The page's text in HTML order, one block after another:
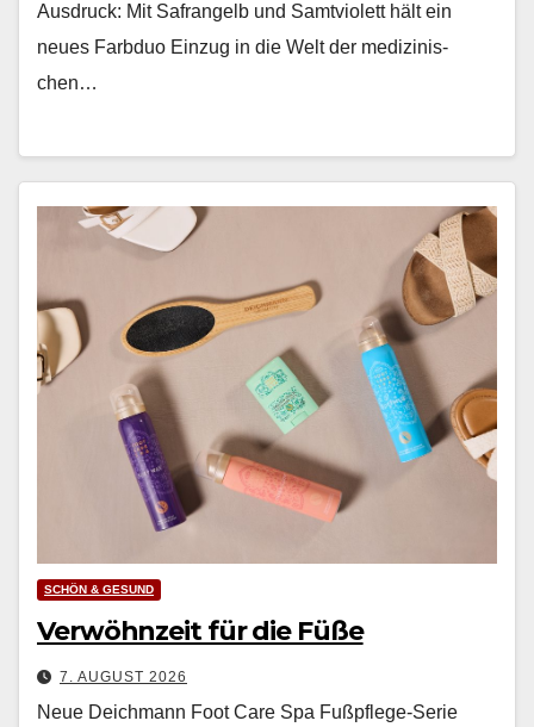
Aus­druck: Mit Safrangelb und Samtvi­o­lett hält ein
neues Farb­duo Einzug in die Welt der medi­zinis­
chen…
SCHÖN & GESUND
Verwöhnzeit für die Füße
7. AUGUST 2026
Neue Deichmann Foot Care Spa Fußpflege-Serie